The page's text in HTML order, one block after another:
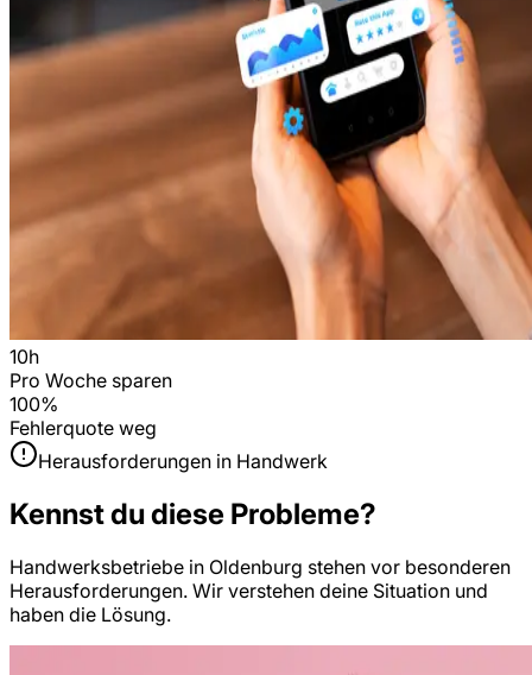
10h
Pro Woche sparen
100%
Fehlerquote weg
Herausforderungen in Handwerk
Kennst du diese Probleme?
Handwerksbetriebe in Oldenburg stehen vor besonderen
Herausforderungen. Wir verstehen deine Situation und
haben die Lösung.